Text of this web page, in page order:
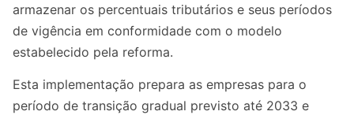
armazenar os percentuais tributários e seus períodos
de vigência em conformidade com o modelo
estabelecido pela reforma.
Esta implementação prepara as empresas para o
período de transição gradual previsto até 2033 e